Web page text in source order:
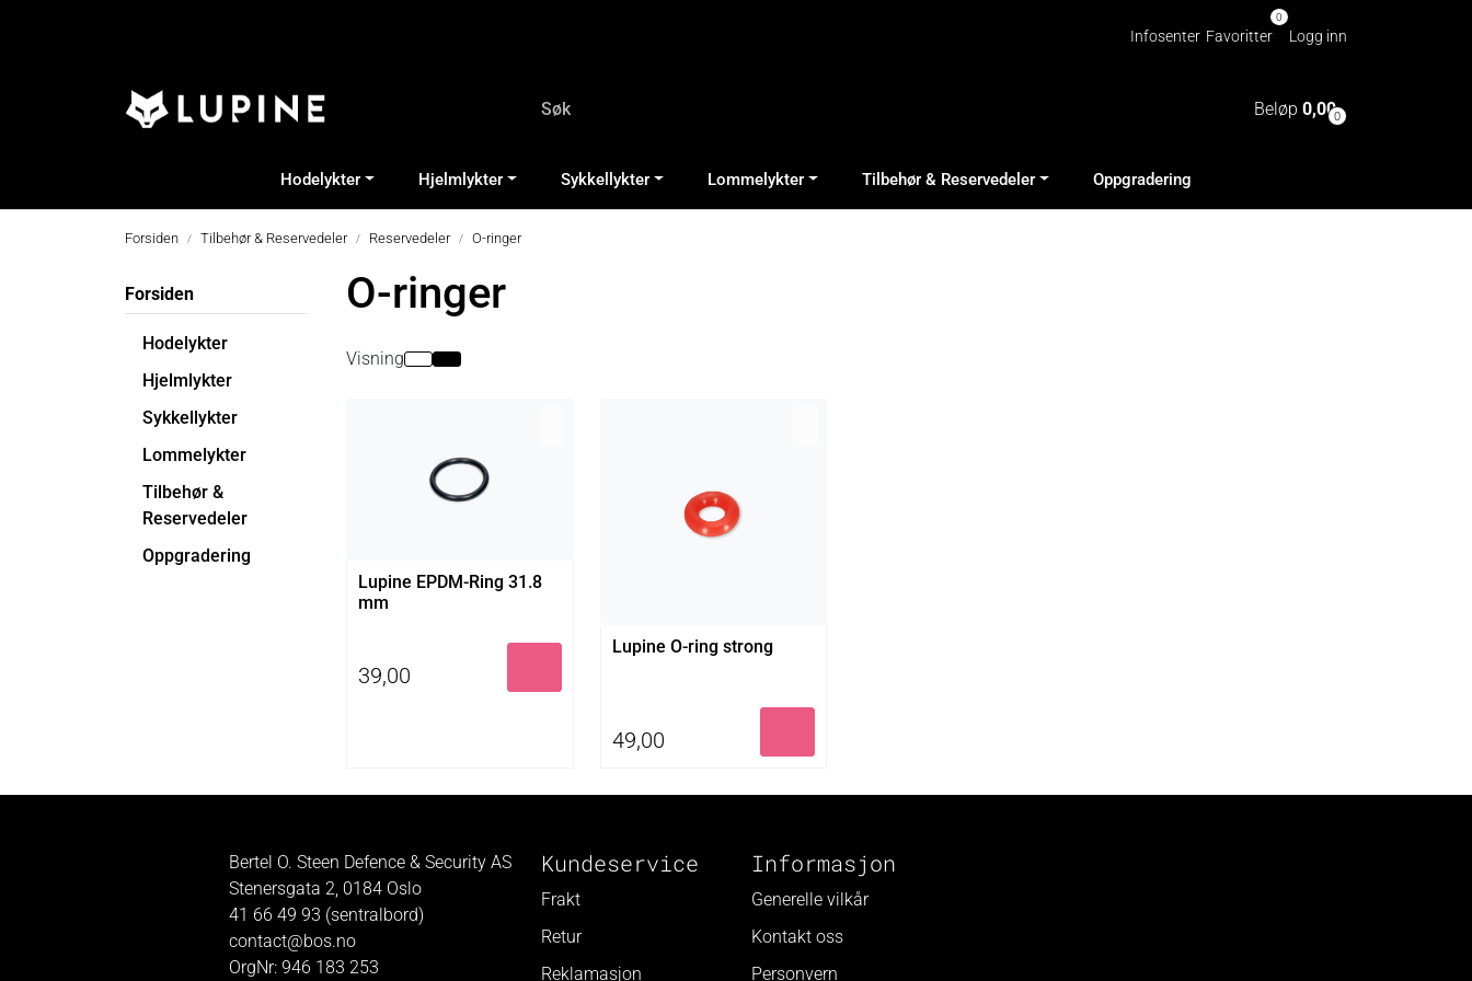
Infosenter
0
Favoritter Logg inn
Beløp 0,000
Hodelykter Hjelmlykter Sykkellykter Lommelykter Tilbehør & Reservedeler Oppgradering
Forsiden Tilbehør & Reservedeler Reservedeler O-ringer
Forsiden
Hodelykter
Hjelmlykter
Sykkellykter
Lommelykter
Tilbehør &
Reservedeler
Oppgradering
O-ringer
Visning
Lupine EPDM-Ring 31.8
mm
39,00
Lupine O-ring strong
49,00
Bertel O. Steen Defence & Security AS
Stenersgata 2, 0184 Oslo
41 66 49 93 (sentralbord)
contact@bos.no
OrgNr: 946 183 253
Kundeservice
Frakt
Retur
Reklamasjon
Informasjon
Generelle vilkår
Kontakt oss
Personvern